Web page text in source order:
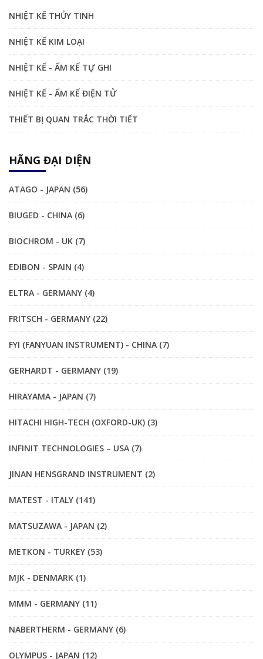
NHIỆT KẾ THỦY TINH
NHIỆT KẾ KIM LOẠI
NHIỆT KẾ - ẨM KẾ TỰ GHI
NHIỆT KẾ - ẨM KẾ ĐIỆN TỬ
THIẾT BỊ QUAN TRẮC THỜI TIẾT
HÃNG ĐẠI DIỆN
ATAGO - JAPAN (56)
BIUGED - CHINA (6)
BIOCHROM - UK (7)
EDIBON - SPAIN (4)
ELTRA - GERMANY (4)
FRITSCH - GERMANY (22)
FYI (FANYUAN INSTRUMENT) - CHINA (7)
GERHARDT - GERMANY (19)
HIRAYAMA - JAPAN (7)
HITACHI HIGH-TECH (OXFORD-UK) (3)
INFINIT TECHNOLOGIES – USA (7)
JINAN HENSGRAND INSTRUMENT (2)
MATEST - ITALY (141)
MATSUZAWA - JAPAN (2)
METKON - TURKEY (53)
MJK - DENMARK (1)
MMM - GERMANY (11)
NABERTHERM - GERMANY (6)
OLYMPUS - JAPAN (12)